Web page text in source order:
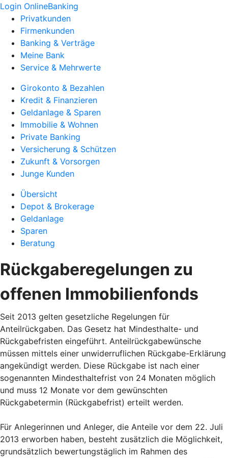
Login OnlineBanking
Privatkunden
Firmenkunden
Banking & Verträge
Meine Bank
Service & Mehrwerte
Girokonto & Bezahlen
Kredit & Finanzieren
Geldanlage & Sparen
Immobilie & Wohnen
Private Banking
Versicherung & Schützen
Zukunft & Vorsorgen
Junge Kunden
Übersicht
Depot & Brokerage
Geldanlage
Sparen
Beratung
Rückgaberegelungen zu
offenen Immobilienfonds
Seit 2013 gelten gesetzliche Regelungen für
Anteilrückgaben. Das Gesetz hat Mindesthalte- und
Rückgabefristen eingeführt. Anteilrückgabewünsche
müssen mittels einer unwiderruflichen Rückgabe-Erklärung
angekündigt werden. Diese Rückgabe ist nach einer
sogenannten Mindesthaltefrist von 24 Monaten möglich
und muss 12 Monate vor dem gewünschten
Rückgabetermin (Rückgabefrist) erteilt werden.
Für Anlegerinnen und Anleger, die Anteile vor dem 22. Juli
2013 erworben haben, besteht zusätzlich die Möglichkeit,
grundsätzlich bewertungstäglich im Rahmen des